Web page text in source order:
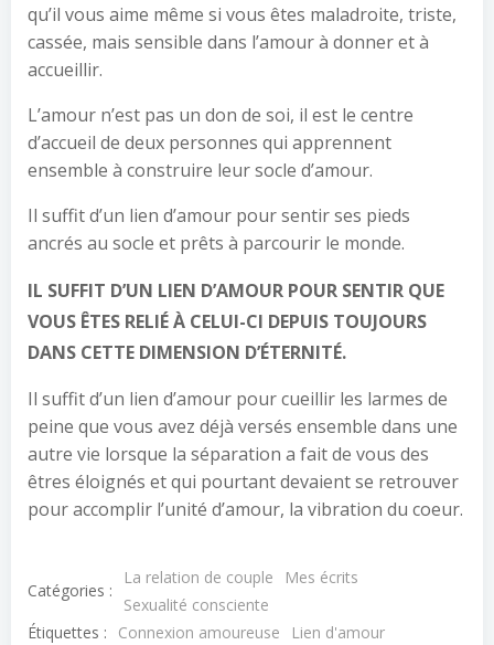
qu’il vous aime même si vous êtes maladroite, triste,
cassée, mais sensible dans l’amour à donner et à
accueillir.
L’amour n’est pas un don de soi, il est le centre
d’accueil de deux personnes qui apprennent
ensemble à construire leur socle d’amour.
Il suffit d’un lien d’amour pour sentir ses pieds
ancrés au socle et prêts à parcourir le monde.
IL SUFFIT D’UN LIEN D’AMOUR POUR SENTIR QUE
VOUS ÊTES RELIÉ À CELUI-CI DEPUIS TOUJOURS
DANS CETTE DIMENSION D’ÉTERNITÉ.
Il suffit d’un lien d’amour pour cueillir les larmes de
peine que vous avez déjà versés ensemble dans une
autre vie lorsque la séparation a fait de vous des
êtres éloignés et qui pourtant devaient se retrouver
pour accomplir l’unité d’amour, la vibration du coeur.
Catégories :
La relation de couple
Mes écrits
Sexualité consciente
Étiquettes :
Connexion amoureuse Lien d'amour